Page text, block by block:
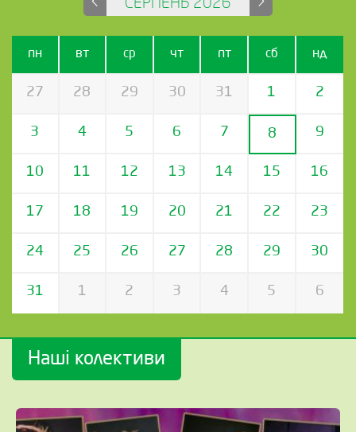
СЕРПЕНЬ 2026
пн вт ср чт пт сб нд
27 28 29 30 31 1 2
3 4 5 6 7 8 9
10 11 12 13 14 15 16
17 18 19 20 21 22 23
24 25 26 27 28 29 30
31 1 2 3 4 5 6
Наші колективи